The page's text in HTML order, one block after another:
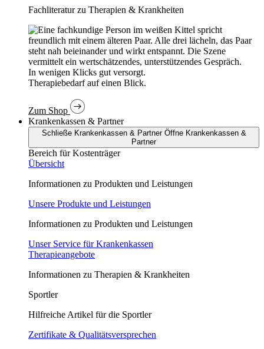
Fachliteratur zu Therapien & Krankheiten
In wenigen Klicks gut versorgt.
Therapiebedarf auf einen Blick.
Zum Shop
Krankenkassen & Partner
Schließe Krankenkassen & Partner Öffne Krankenkassen &
Partner
Bereich für Kostenträger
Übersicht
Informationen zu Produkten und Leistungen
Unsere Produkte und Leistungen
Informationen zu Produkten und Leistungen
Unser Service für Krankenkassen
Therapieangebote
Informationen zu Therapien & Krankheiten
Sportler
Hilfreiche Artikel für die Sportler
Zertifikate & Qualitätsversprechen